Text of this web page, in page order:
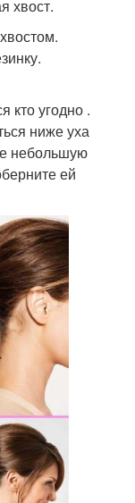
хвост.
кто угодно .
ниже уха
небольшую
ей